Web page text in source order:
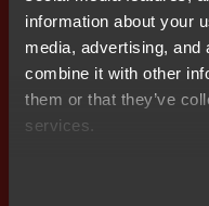
information about your
media, advertising,
combine it with other
them or that they’ve
services.
Kontaktpersoner på
Josefin Skarin, IR-
Email: